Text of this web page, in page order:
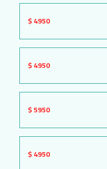
4950 $
4950 $
5950 $
4950 $